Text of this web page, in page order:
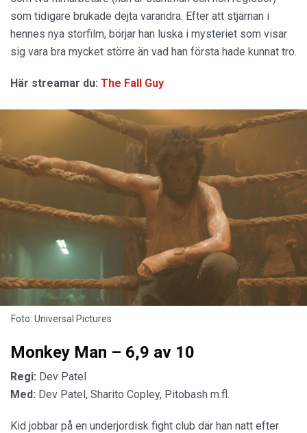
som tidigare brukade dejta varandra. Efter att stjärnan i
hennes nya storfilm, börjar han luska i mysteriet som visar
sig vara bra mycket större än vad han första hade kunnat tro.
Här streamar du: The Fall Guy
Foto: Universal Pictures
Monkey Man – 6,9 av 10
Regi: Dev Patel
Med: Dev Patel, Sharito Copley, Pitobash m.fl.
Kid jobbar på en underjordisk fight club där han natt efter